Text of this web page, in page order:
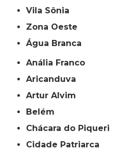
Vila Sônia
Zona Oeste
Água Branca
Anália Franco
Aricanduva
Artur Alvim
Belém
Chácara do Piqueri
Cidade Patriarca